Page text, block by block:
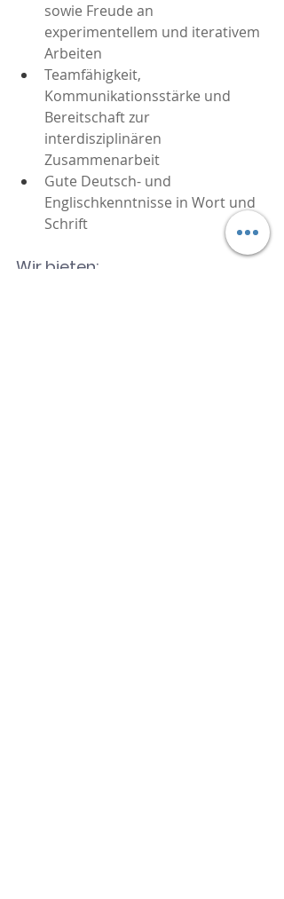
sowie Freude an
experimentellem und iterativem
Arbeiten
Teamfähigkeit,
Kommunikationsstärke und
Bereitschaft zur
interdisziplinären
Zusammenarbeit
Gute Deutsch- und
Englischkenntnisse in Wort und
Schrift
Wir bieten: